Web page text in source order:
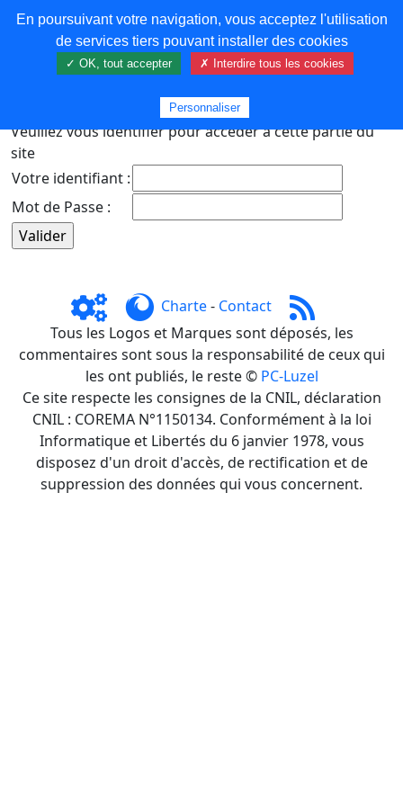
COREMA
Veuillez vous identifier pour accéder à cette partie du
site
Votre identifiant :
Mot de Passe :
Charte- Contact
Tous les Logos et Marques sont déposés, les
commentaires sont sous la responsabilité de ceux qui
les ont publiés, le reste © PC-Luzel
Ce site respecte les consignes de la CNIL, déclaration
CNIL : COREMA N°1150134. Conformément à la loi
Informatique et Libertés du 6 janvier 1978, vous
disposez d'un droit d'accès, de rectification et de
suppression des données qui vous concernent.
En poursuivant votre navigation, vous acceptez l'utilisation
de services tiers pouvant installer des cookies
✓ OK, tout accepter ✗ Interdire tous les cookies
Personnaliser